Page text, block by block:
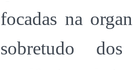
focadas na
sobretudo